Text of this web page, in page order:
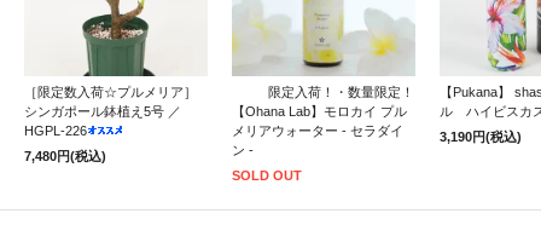
［限定数入荷☆プルメリア］
シンガポール鉢植え5号 ／
HGPL-226
7,480円(税込)
限定入荷！・数量限定！
【Ohana Lab】モロカイ プル
メリアウォーター - セラダイ
ン -
SOLD OUT
【Pukana】
ル ハイビスカ
3,190円(税込)